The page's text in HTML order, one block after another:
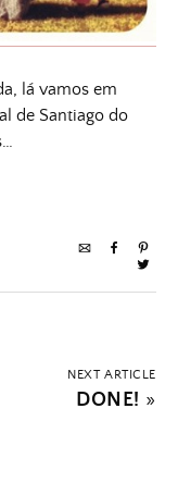
lá vamos em
de Santiago do
NEXT ARTICLE
DONE! »